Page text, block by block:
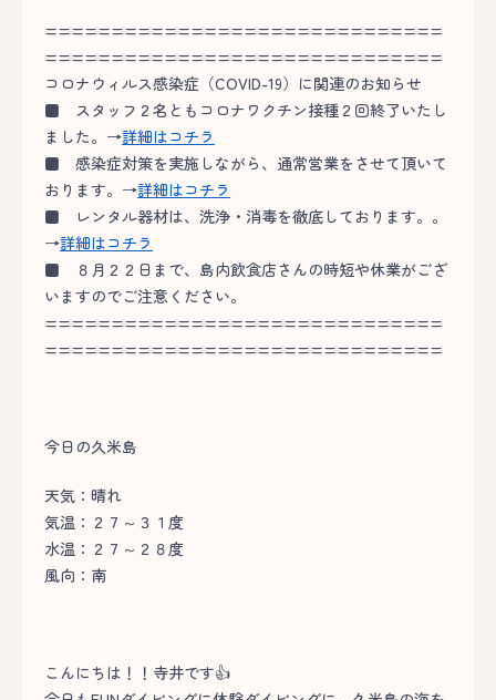
==============================
==============================
コロナウィルス感染症（COVID-19）に関連のお知らせ
■ スタッフ２名ともコロナワクチン接種２回終了いたし
ました。→詳細はコチラ
■ 感染症対策を実施しながら、通常営業をさせて頂いて
おります。→詳細はコチラ
■ レンタル器材は、洗浄・消毒を徹底しております。。
→詳細はコチラ
■ ８月２２日まで、島内飲食店さんの時短や休業がござ
いますのでご注意ください。
==============================
==============================
今日の久米島
天気：晴れ
気温：２７～３１度
水温：２７～２８度
風向：南
こんにちは！！寺井です👍